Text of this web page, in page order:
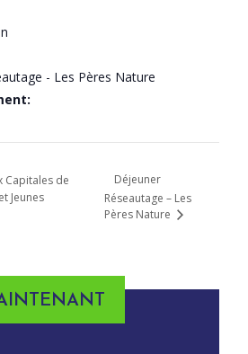
- Les Pères Nature
Capitales de
Jeunes
Déjeuner
Réseautage – Les
Pères Nature